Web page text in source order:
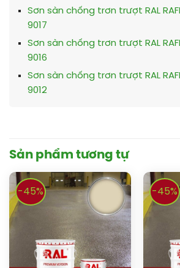
Sơn sàn chống trơn trượt RAL
9017
Sơn sàn chống trơn trượt RAL
9016
Sơn sàn chống trơn trượt RAL
9012
Sản phẩm tương tự
-45% -45%